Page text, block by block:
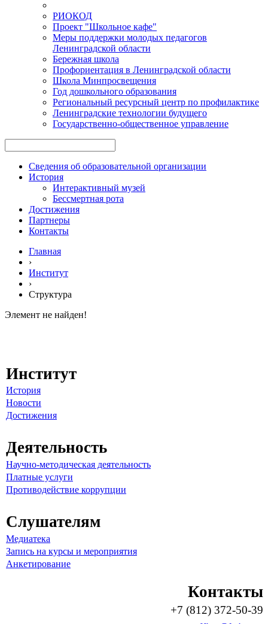
РИОКОД
Проект "Школьное кафе"
Меры поддержки молодых педагогов
Ленинградской области
Бережная школа
Профориентация в Ленинградской области
Школа Минпросвещения
Год дошкольного образования
Региональный ресурсный центр по профилактике
Ленинградские технологии будущего
Государственно-общественное управление
Сведения об образовательной организации
История
Интерактивный музей
Бессмертная рота
Достижения
Партнеры
Контакты
Главная
›
Институт
›
Структура
Элемент не найден!
Институт
История
Новости
Достижения
Деятельность
Научно-методическая деятельность
Платные услуги
Противодействие коррупции
Слушателям
Медиатека
Запись на курсы и мероприятия
Анкетирование
Контакты
+7 (812) 372-50-39